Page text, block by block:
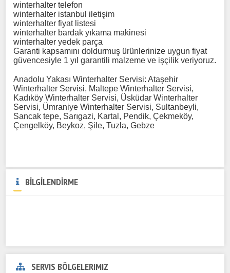
winterhalter telefon
winterhalter istanbul iletişim
winterhalter fiyat listesi
winterhalter bardak yıkama makinesi
winterhalter yedek parça
Garanti kapsamını doldurmuş ürünlerinize uygun fiyat
güvencesiyle 1 yıl garantili malzeme ve işçilik veriyoruz.
Anadolu Yakası Winterhalter Servisi: Ataşehir
Winterhalter Servisi, Maltepe Winterhalter Servisi,
Kadıköy Winterhalter Servisi, Üsküdar Winterhalter
Servisi, Ümraniye Winterhalter Servisi, Sultanbeyli,
Sancak tepe, Sarıgazi, Kartal, Pendik, Çekmeköy,
Çengelköy, Beykoz, Şile, Tuzla, Gebze
BİLGİLENDİRME
SERVIS BÖLGELERIMIZ